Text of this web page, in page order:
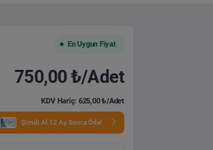
En Uygun Fiyat
750,00 ₺/Adet
KDV Hariç: 625,00 ₺/Adet
Şimdi Al 12 Ay Sonra Öde!